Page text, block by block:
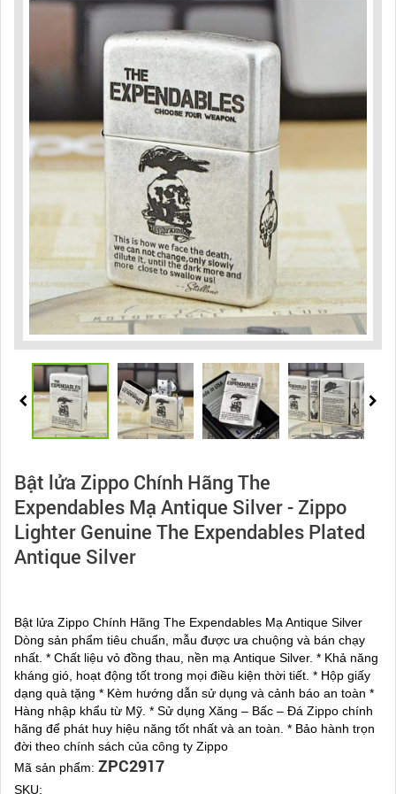
Bật lửa Zippo Chính Hãng The
Expendables Mạ Antique Silver - Zippo
Lighter Genuine The Expendables Plated
Antique Silver
Bật lửa Zippo Chính Hãng The Expendables Mạ Antique Silver
Dòng sản phẩm tiêu chuẩn, mẫu được ưa chuộng và bán chạy
nhất. * Chất liệu vỏ đồng thau, nền mạ Antique Silver. * Khả năng
kháng gió, hoạt động tốt trong mọi điều kiện thời tiết. * Hộp giấy
dạng quà tặng * Kèm hướng dẫn sử dụng và cảnh báo an toàn *
Hàng nhập khẩu từ Mỹ. * Sử dụng Xăng – Bấc – Đá Zippo chính
hãng để phát huy hiệu năng tốt nhất và an toàn. * Bảo hành trọn
đời theo chính sách của công ty Zippo
Mã sản phẩm: ZPC2917
SKU: